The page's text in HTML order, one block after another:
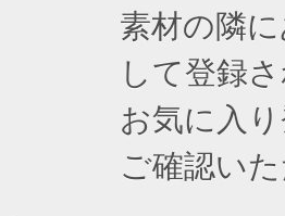
素材の隣
して登録さ
お気に入
ご確認いた